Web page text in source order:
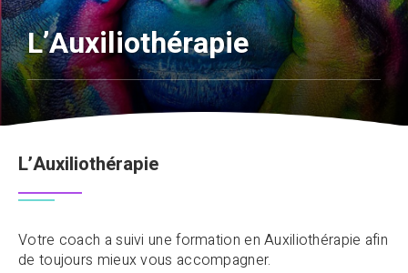
L’Auxiliothérapie
L’Auxiliothérapie
Votre coach a suivi une formation en Auxiliothérapie afin
de toujours mieux vous accompagner.